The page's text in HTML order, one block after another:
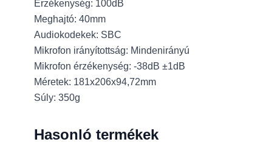
Érzékenység: 100dB
Meghajtó: 40mm
Audiokodekek: SBC
Mikrofon irányítottság: Mindenirányú
Mikrofon érzékenység: -38dB ±1dB
Méretek: 181x206x94,72mm
Súly: 350g
Hasonló termékek